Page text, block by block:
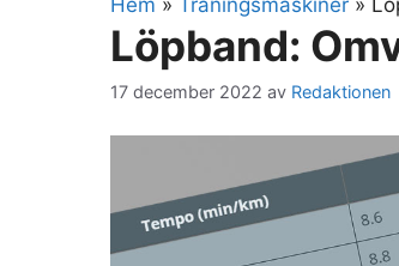
Hem » Träningsmaskiner »
Löpband:
17 december 2022 av Redaktionen